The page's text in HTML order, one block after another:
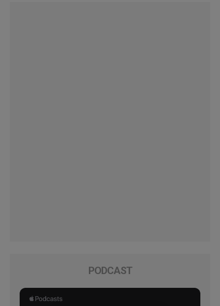
PODCAST